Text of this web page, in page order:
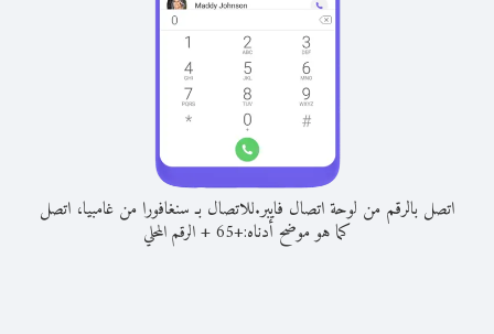
اتصل بالرقم من لوحة اتصال فايبر.للاتصال بـ سنغافورا من غامبيا، اتصل
كما هو موضح أدناه:+
65
+الرقم المحلي